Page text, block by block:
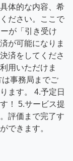
体的な内容、希
ださい。ここで
が「引き受け
が可能になりま
済をしてくださ
用いただけま
事務局までご
ます。 4.予定日
！ 5.サービス提
評価まで完了す
できます。